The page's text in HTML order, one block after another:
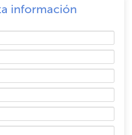
información